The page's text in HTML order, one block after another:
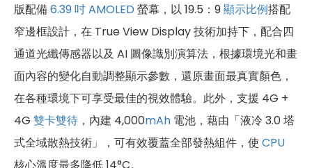
版配備6.39 吋AMOLED 螢幕，以 19.5：9顯示比例搭配
窄邊框設計，在 True View Display 技術加持下，配合四
通道光纖傳感器以及 AI 圖像識別演算法，根據環境光和畫
面內容的變化自動調整顯示參數，還原畫面最真實顏色，
在各種環境下可享受最佳的視效體驗。此外，支援 4G +
4G 雙卡雙待 ，內建 4,000mAh 電池，藉由「液冷 3.0 塔
式全域散熱技術」，可有效覆蓋全部發熱組件，使 CPU
核心溫度最多降低 14°C。